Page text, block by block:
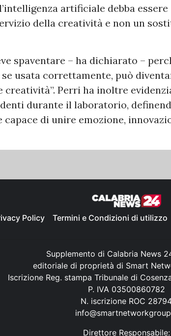
artificiale debba essere
della creatività e non un
spaventare – ha dichiarato –
usata correttamente, può
Perri ha inoltre
durante il laboratorio,
di unire emozione,
Policy Termini e Condizioni di utilizzo
Supplemento di Calabria News
editoriale di proprietà di Smart
Iscrizione Reg. stampa Tribunale di
P. IVA 03500860782
N. iscrizione ROC
Direttore Responsabile: